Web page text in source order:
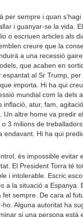
per sempre i quan
i guanyar-se la vida.
o escriuen articles als
creure que la
a una recessió
que acaben en
espantat al Sr Trump, per
importa. Hi ha qui
mundial com la dels
atur, fam,
Un altre home va predir el
3 milions de
endavant. Hi ha qui
és impossible evitar
El President Torra té
i intolerable. Escric
a la situació a Espanya.
sempre. De cara al
Alguna autoritat ha
si una persona està